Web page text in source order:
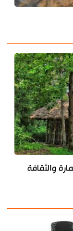
والثقافة